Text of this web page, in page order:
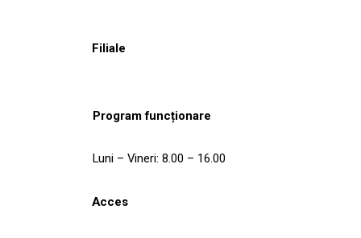
Filiale
Program funcționare
Luni – Vineri: 8.00 – 16.00
Acces